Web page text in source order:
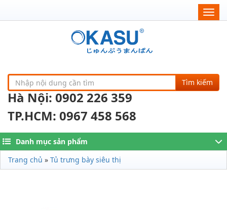
Tìm kiếm
Hà Nội: 0902 226 359
TP.HCM: 0967 458 568
Danh mục sản phẩm
Trang chủ » Tủ trưng bày siêu thị